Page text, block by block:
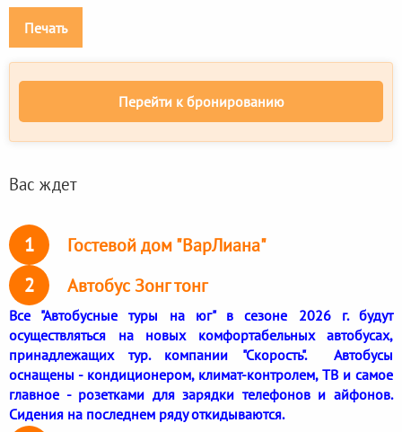
Печать
Перейти к бронированию
Вас ждет
1 Гостевой дом "ВарЛиана"
2 Автобус Зонг тонг
Все "Автобусные туры на юг" в сезоне 2026 г. будут
осуществляться на новых комфортабельных автобусах,
принадлежащих тур. компании "Скорость". Автобусы
оснащены - кондиционером, климат-контролем, ТВ и самое
главное - розетками для зарядки телефонов и айфонов.
Сидения на последнем ряду откидываются.